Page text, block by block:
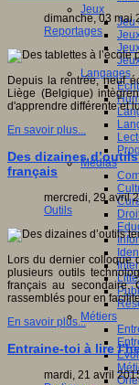
Jeux
Jeu
Langages
Médias
Métiers
dimanche, 03 mai
Reportages
Depuis la rentrée, neuf
Liège (Belgique)
d'apprendre différente et
En savoir plus...
Des dizaines
français
mercredi, 29 avril
Outils
Lors du dernier colloque
plusieurs outils
français au secondaire.
rassemblés pour en
En savoir plus...
Entraine-toi à lire
mardi, 21 avril